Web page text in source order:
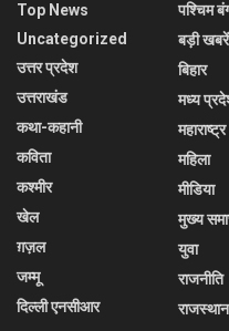
Top News
Uncategorized
उत्तर प्रदेश
उत्तराखंड
कथा-कहानी
कविता
कश्मीर
खेल
ग़ज़ल
जम्मू
दिल्ली एनसीआर
पश्चिम
बड़ी खबरें
बिहार
मध्य
महाराष्ट्र
महिला
मीडिया
मुख्य
युवा
राजनीति
राजस्थान